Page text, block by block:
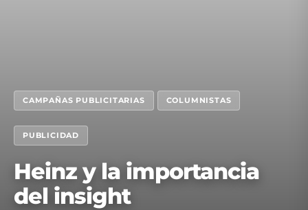
CAMPAÑAS PUBLICITARIAS COLUMNISTAS
PUBLICIDAD
Heinz y la importancia
del insight